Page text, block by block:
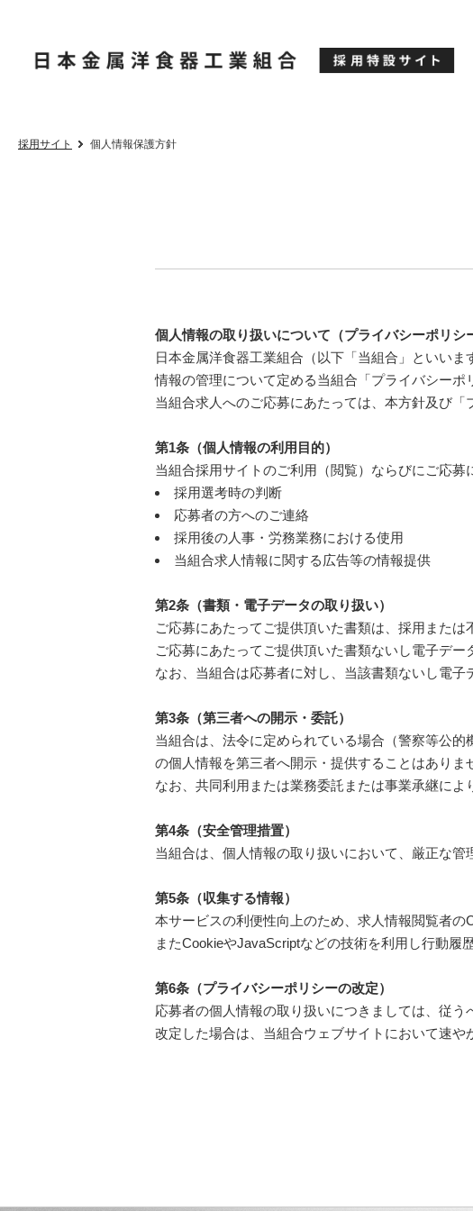
採用サイト 個人情報保護方針
個人情報の取り扱いについて（プライバシーポリシ
日本金属洋食器工業組合（以下「当組合」といい
情報の管理について定める当組合「プライバシーポ
当組合求人へのご応募にあたっては、本方針及び
第1条（個人情報の利用目的）
当組合採用サイトのご利用（閲覧）ならびにご応
採用選考時の判断
応募者の方へのご連絡
採用後の人事・労務業務における使用
当組合求人情報に関する広告等の情報提供
第2条（書類・電子データの取り扱い）
ご応募にあたってご提供頂いた書類は、採用また
ご応募にあたってご提供頂いた書類ないし電子デ
なお、当組合は応募者に対し、当該書類ないし電
第3条（第三者への開示・委託）
当組合は、法令に定められている場合（警察等公
の個人情報を第三者へ開示・提供することはありま
なお、共同利用または業務委託または事業承継によ
第4条（安全管理措置）
当組合は、個人情報の取り扱いにおいて、厳正な管
第5条（収集する情報）
本サービスの利便性向上のため、求人情報閲覧者の
またCookieやJavaScriptなどの技術を利用し行動履
第6条（プライバシーポリシーの改定）
応募者の個人情報の取り扱いにつきましては、従
改定した場合は、当組合ウェブサイトにおいて速や